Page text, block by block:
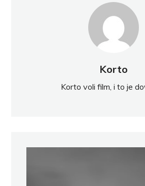
Korto
Korto voli film, i to je